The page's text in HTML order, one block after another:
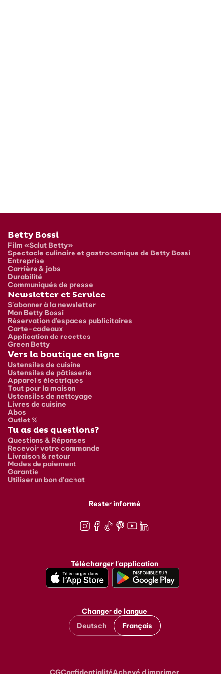
Pied de page
Betty Bossi
Film «Salut Betty»
Spectacle culinaire et gastronomique de Betty Bossi
Entreprise
Carrière & jobs
Durabilité
Communiqués de presse
Newsletter et Service
S'abonner à la newsletter
Mon Betty Bossi
Réservation d’espaces publicitaires
Carte-cadeaux
Application de recettes
Green Betty
Vers la boutique en ligne
Ustensiles de cuisine
Ustensiles de pâtisserie
Appareils électriques
Tout pour la maison
Ustensiles de nettoyage
Livres de cuisine
Abos
Outlet %
Tu as des questions?
Questions & Réponses
Recevoir votre commande
Livraison & retour
Modes de paiement
Garantie
Utiliser un bon d'achat
Rester informé
Télécharger l'application
Changer de langue
Deutsch
Français
CGConfidentialitéAchevé d'imprimer